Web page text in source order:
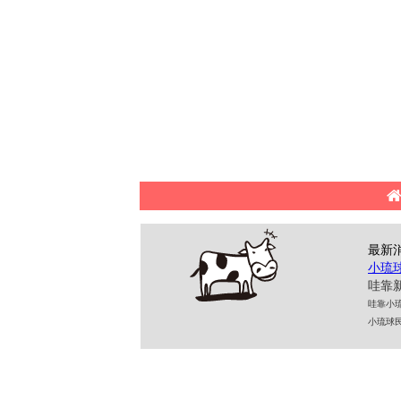
最新
小琉
哇靠
哇靠小
小琉球